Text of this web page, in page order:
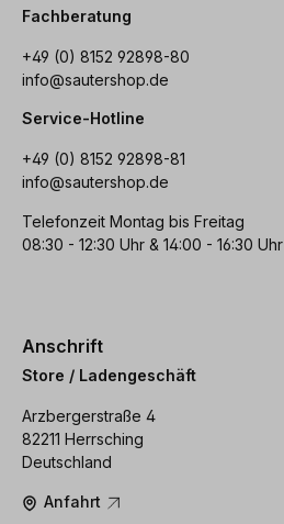
Fachberatung
+49 (0) 8152 92898-80
info@sautershop.de
Service-Hotline
+49 (0) 8152 92898-81
info@sautershop.de
Telefonzeit Montag bis Freitag
08:30 - 12:30 Uhr & 14:00 - 16:30 Uhr
Anschrift
Store / Ladengeschäft
Arzbergerstraße 4
82211 Herrsching
Deutschland
Anfahrt